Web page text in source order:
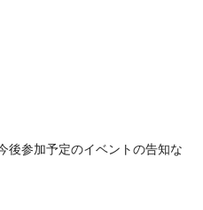
後参加予定のイベントの告知な